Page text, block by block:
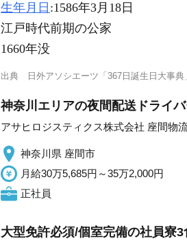
生年月日 :1586年3月18日
江戸時代前期の公家
1660年没
出典 日外アソシエーツ「367日誕生日大事典
神奈川エリアの夜間配送ドライ
アサヒロジスティクス株式会社 座間物
神奈川県 座間市
月給30万5,685円～35万2,000円
正社員
大型免許必須/個室完備の社員寮